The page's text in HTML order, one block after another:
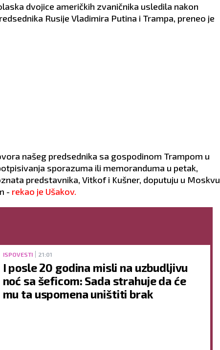
dvojice američkih zvaničnika usledila nakon
Rusije Vladimira Putina i Trampa, preneo je
našeg predsednika sa gospodinom Trampom u
sporazuma ili memoranduma u petak,
predstavnika, Vitkof i Kušner, doputuju u Moskvu
- rekao je Ušakov.
ISPOVESTI 21:01
I posle 20 godina misli na uzbudljivu
noć sa šeficom: Sada strahuje da će
mu ta uspomena uništiti brak